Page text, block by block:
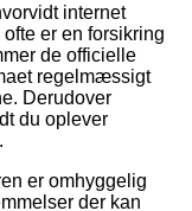
internet
er en forsikring
de officielle
regelmæssigt
Derudover
du oplever
er omhyggelig
der kan